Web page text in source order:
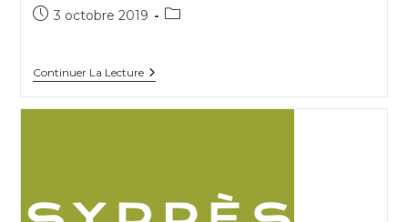
Publication
3 octobre 2019
Post
Continuer La LectureSo
Beezy